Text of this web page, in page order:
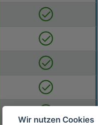
Wir nutzen Cookies